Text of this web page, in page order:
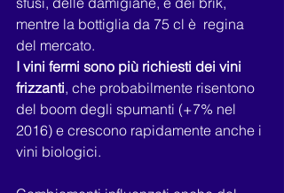
mentre la bottiglia da 75 cl è  regina
del mercato.
I vini fermi sono più richiesti dei vini
frizzanti, che probabilmente risentono
del boom degli spumanti (+7% nel
2016) e crescono rapidamente anche i
vini biologici.